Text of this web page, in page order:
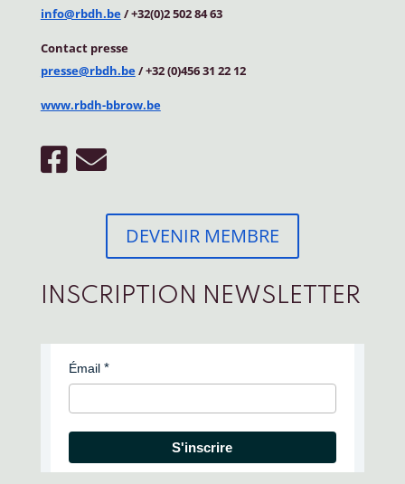
info@rbdh.be/ +32(0)2 502 84 63
Contact presse
presse@rbdh.be/ +32 (0)456 31 22 12
www.rbdh-bbrow.be
DEVENIR MEMBRE
INSCRIPTION NEWSLETTER
Émail
S'inscrire